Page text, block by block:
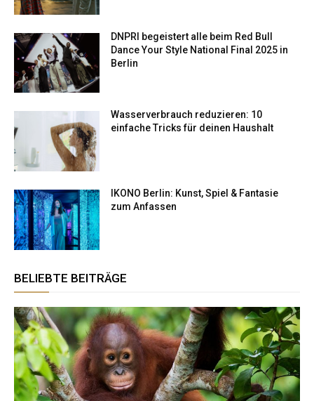
DNPRI begeistert alle beim Red Bull
Dance Your Style National Final 2025 in
Berlin
Wasserverbrauch reduzieren: 10
einfache Tricks für deinen Haushalt
IKONO Berlin: Kunst, Spiel & Fantasie
zum Anfassen
BELIEBTE BEITRÄGE